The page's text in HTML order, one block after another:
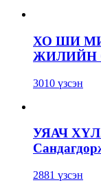
ХО ШИ
ЖИЛИЙН
3010 үзсэн
УЯАЧ
2881 үзсэн